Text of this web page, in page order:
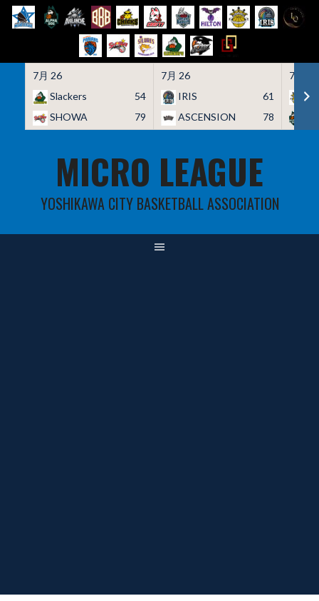
7月 26
Slackers
54
SHOWA
79
7月 26
IRIS
61
ASCENSION
78
7月 26
MICRO LEAGUE
YOSHIKAWA CITY BASKETBALL ASSOCIATION